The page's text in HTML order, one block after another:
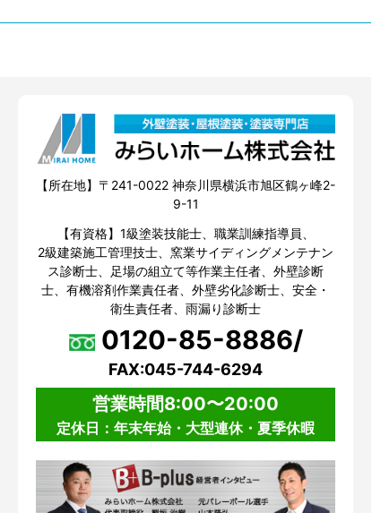
【所在地】〒241-0022 神奈川県横浜市旭区鶴ヶ峰2-
9-11
【有資格】1級塗装技能士、職業訓練指導員、
2級建築施工管理技士、窯業サイディングメンテナン
ス診断士、足場の組立て等作業主任者、外壁診断
士、有機溶剤作業責任者、外壁劣化診断士、安全・
衛生責任者、雨漏り診断士
0120-85-8886/
FAX:045-744-6294
営業時間8:00〜20:00
定休日：年末年始・大型連休・夏季休暇